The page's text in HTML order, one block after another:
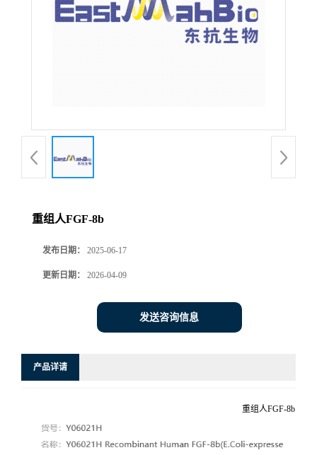
重组人FGF-8b
发布日期： 2025-06-17
更新日期： 2026-04-09
发送咨询信息
产品详请
重组人FGF-8b